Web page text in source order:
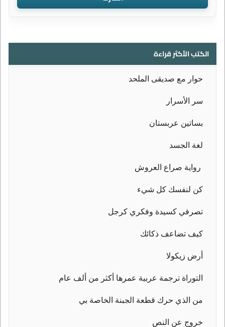
الكتب الأكثر قراءة
حوار مع صديقى الملحد
سر الأسرار
بساتين عربستان
لغة الجسد
رواية صراع العروش
كن لنفسك كل شيء
تصرفي كسيدة وفكري كرجل
كيف تضاعف ذكائك
أرض زيكولا
التوراة ترجمة عربية عمرها أكثر من ألف عام
من الذي حرك قطعة الجبنة الخاصة بي
خروج عن النص